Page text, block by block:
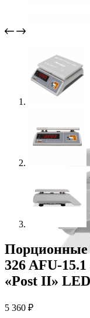
Порционные
326 AFU-
«Post II» LED
5 360 ₽